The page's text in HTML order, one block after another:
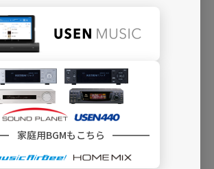
ング 】はこちら
HIT K-POPランキング」を1位～30位
家庭用BGMもこちら